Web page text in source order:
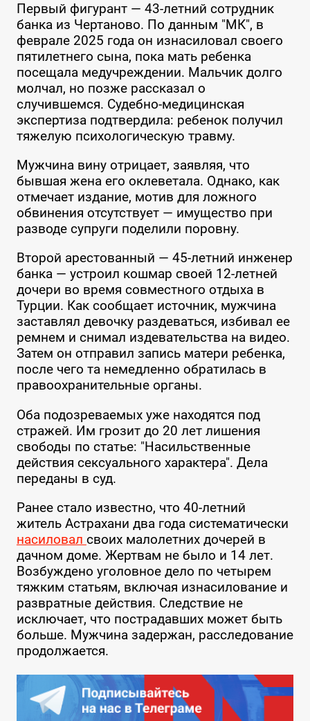
Первый фигурант — 43-летний сотрудник
банка из Чертаново. По данным "МК", в
феврале 2025 года он изнасиловал своего
пятилетнего сына, пока мать ребенка
посещала медучреждении. Мальчик долго
молчал, но позже рассказал о
случившемся. Судебно-медицинская
экспертиза подтвердила: ребенок получил
тяжелую психологическую травму.
Мужчина вину отрицает, заявляя, что
бывшая жена его оклеветала. Однако, как
отмечает издание, мотив для ложного
обвинения отсутствует — имущество при
разводе супруги поделили поровну.
Второй арестованный — 45-летний инженер
банка — устроил кошмар своей 12-летней
дочери во время совместного отдыха в
Турции. Как сообщает источник, мужчина
заставлял девочку раздеваться, избивал ее
ремнем и снимал издевательства на видео.
Затем он отправил запись матери ребенка,
после чего та немедленно обратилась в
правоохранительные органы.
Оба подозреваемых уже находятся под
стражей. Им грозит до 20 лет лишения
свободы по статье: "Насильственные
действия сексуального характера". Дела
переданы в суд.
Ранее стало известно, что 40-летний
житель Астрахани два года систематически
насиловал своих малолетних дочерей в
дачном доме. Жертвам не было и 14 лет.
Возбуждено уголовное дело по четырем
тяжким статьям, включая изнасилование и
развратные действия. Следствие не
исключает, что пострадавших может быть
больше. Мужчина задержан, расследование
продолжается.